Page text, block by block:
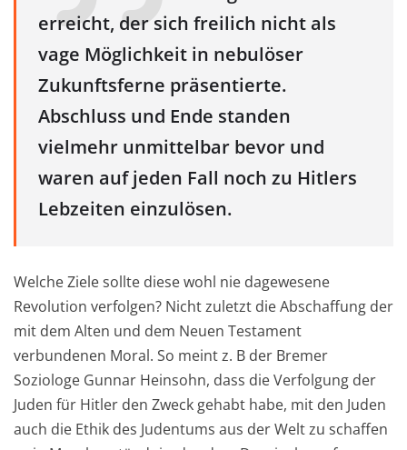
erreicht, der sich freilich nicht als
vage Möglichkeit in nebulöser
Zukunftsferne präsentierte.
Abschluss und Ende standen
vielmehr unmittelbar bevor und
waren auf jeden Fall noch zu Hitlers
Lebzeiten einzulösen.
Welche Ziele sollte diese wohl nie dagewesene
Revolution verfolgen? Nicht zuletzt die Abschaffung der
mit dem Alten und dem Neuen Testament
verbundenen Moral. So meint z. B der Bremer
Soziologe Gunnar Heinsohn, dass die Verfolgung der
Juden für Hitler den Zweck gehabt habe, mit den Juden
auch die Ethik des Judentums aus der Welt zu schaffen